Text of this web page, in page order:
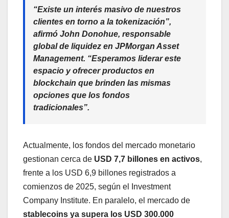
“Existe un interés masivo de nuestros
clientes en torno a la tokenización”,
afirmó John Donohue, responsable
global de liquidez en JPMorgan Asset
Management. “Esperamos liderar este
espacio y ofrecer productos en
blockchain que brinden las mismas
opciones que los fondos
tradicionales”.
Actualmente, los fondos del mercado monetario
gestionan cerca de USD 7,7 billones en activos,
frente a los USD 6,9 billones registrados a
comienzos de 2025, según el Investment
Company Institute. En paralelo, el mercado de
stablecoins ya supera los USD 300.000